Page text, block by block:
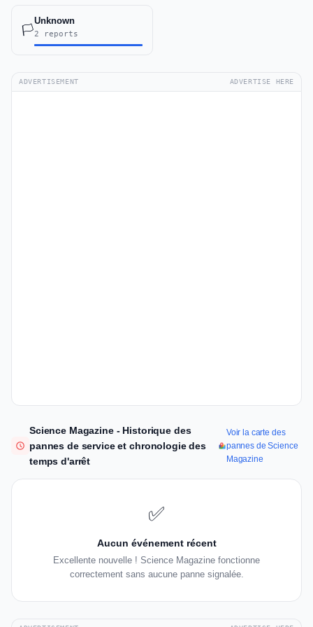
🏳️
Unknown
2 reports
ADVERTISEMENT ADVERTISE HERE
Science Magazine - Historique des
pannes de service et chronologie des
temps d'arrêt
Voir la carte des
pannes de Science
Magazine
✅
Aucun événement récent
Excellente nouvelle ! Science Magazine fonctionne
correctement sans aucune panne signalée.